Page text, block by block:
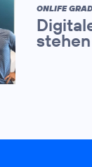
ONLIFE